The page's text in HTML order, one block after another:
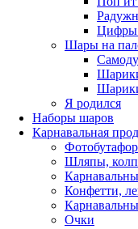
Цифры
Шары на
Я родился
Наборы шаров
Карнавальная
Шляпы,
Конфетти,
Очки